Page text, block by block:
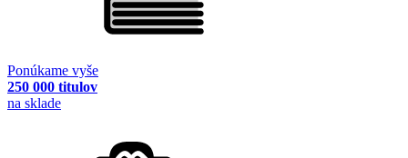
Ponúkame vyše
250 000 titulov
na sklade